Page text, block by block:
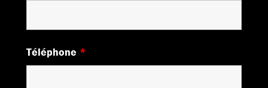
Téléphone *